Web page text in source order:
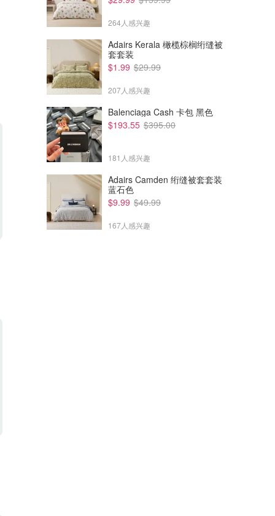
264人感兴趣
Adairs Kerala 橄榄棕榈绗缝被
套套装
$1.99 $29.99
207人感兴趣
Balenciaga Cash 卡包 黑色
$193.55 $395.00
181人感兴趣
Adairs Camden 绗缝被套套装
蓝石色
$9.99 $49.99
167人感兴趣